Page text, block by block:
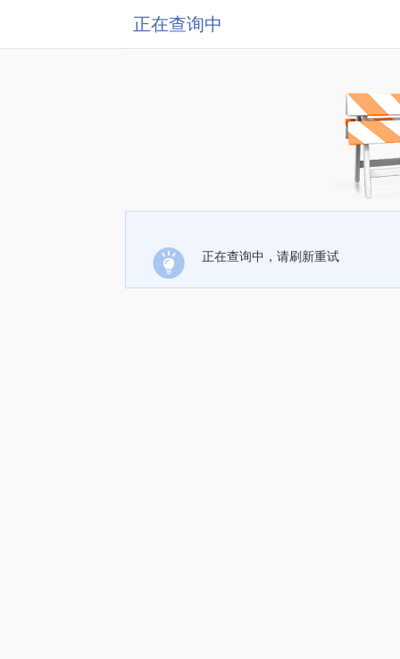
正在查询中
正在查询中，请刷新重试